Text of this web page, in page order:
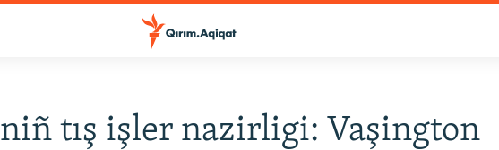
tış işler nazirligi: Vaşington